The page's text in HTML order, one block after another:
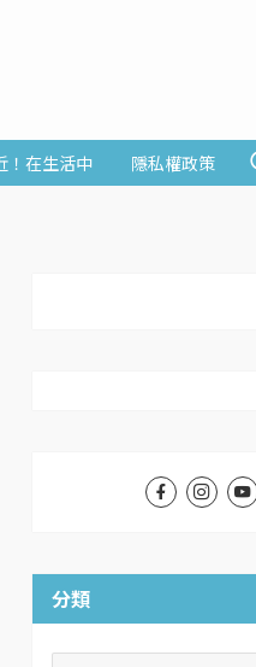
！在生活中 隱私權政策
分類